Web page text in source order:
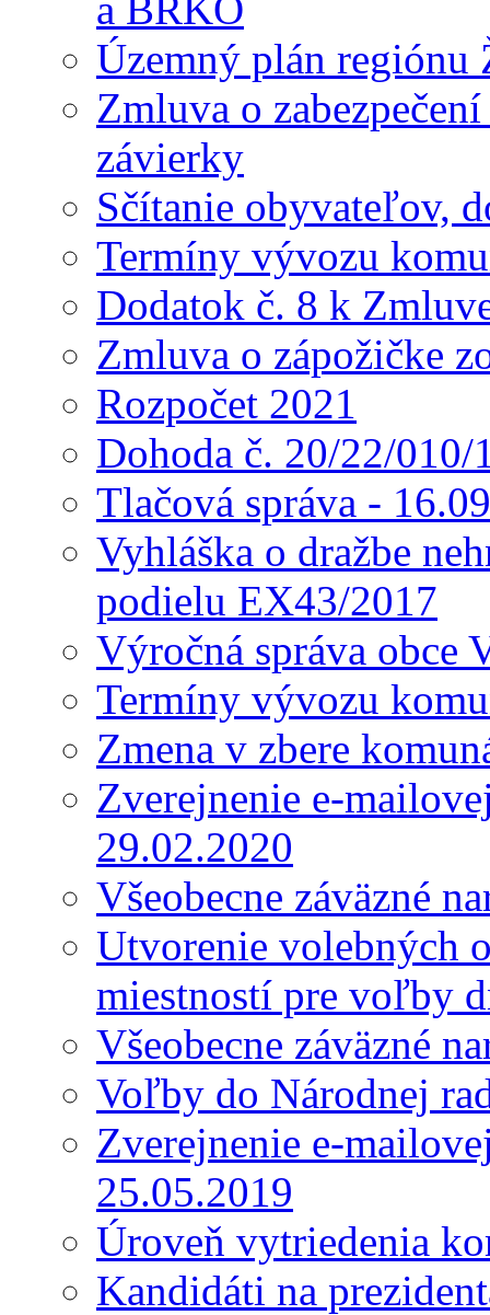
Územný plán regiónu
Zmluva o
závierky
Sčítanie obyvateľov,
Termíny vývozu
Dodatok č. 8 k
Zmluva o zápožičke
Rozpočet 2021
Dohoda č. 20/22/
Tlačová správa -
Vyhláška o dražbe
podielu EX43/2017
Výročná správa obce
Termíny vývozu
Zmena v zbere
Zverejnenie e-
29.02.2020
Všeobecne záväzné
Utvorenie volebných
miestností pre voľby
Všeobecne záväzné
Voľby do Národnej
Zverejnenie e-
25.05.2019
Úroveň vytriedenia
Kandidáti na